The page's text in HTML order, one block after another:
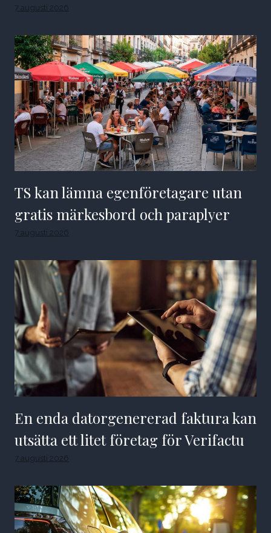
7 augusti 2026
TS kan lämna egenföretagare utan
gratis märkesbord och paraplyer
7 augusti 2026
En enda datorgenererad faktura kan
utsätta ett litet företag för Verifactu
7 augusti 2026